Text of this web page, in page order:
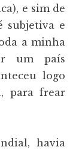
e sim de
subjetiva e
a minha
um país
logo
para frear
havia